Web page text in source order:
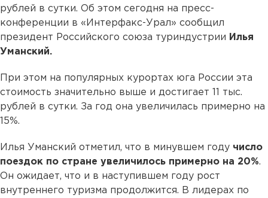
рублей в сутки. Об этом сегодня на пресс-
конференции в «Интерфакс-Урал» сообщил
президент Российского союза туриндустрии Илья
Уманский.
При этом на популярных курортах юга России эта
стоимость значительно выше и достигает 11 тыс.
рублей в сутки. За год она увеличилась примерно на
15%.
Илья Уманский отметил, что в минувшем году число
поездок по стране увеличилось примерно на 20%.
Он ожидает, что и в наступившем году рост
внутреннего туризма продолжится. В лидерах по